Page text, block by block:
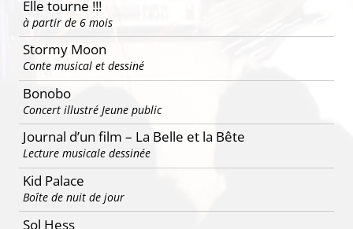
Elle tourne !!!
à partir de 6 mois
Stormy Moon
Conte musical et dessiné
Bonobo
Concert illustré Jeune public
Journal d’un film – La Belle et la Bête
Lecture musicale dessinée
Kid Palace
Boîte de nuit de jour
Sol Hess